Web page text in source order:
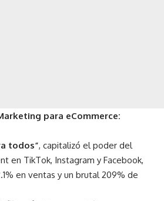
para eCommerce:
todos”, capitalizó el poder del
en TikTok, Instagram y Facebook,
en ventas y un brutal 209% de